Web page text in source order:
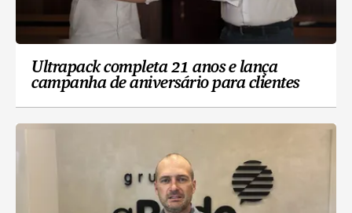
Ultrapack completa 21 anos e lança
campanha de aniversário para clientes